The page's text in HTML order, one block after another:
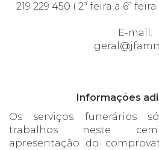
219 229 450 ( 2ª feira a 6ª
E-mail:
Informações
Os serviços funerários
trabalhos neste
apresentação do